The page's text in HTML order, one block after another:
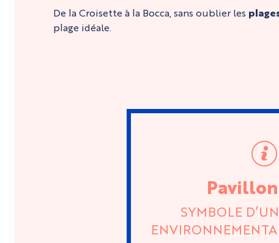
De la Croisette à la Bocca, sans oublier les
plage idéale.
SYMBOLE